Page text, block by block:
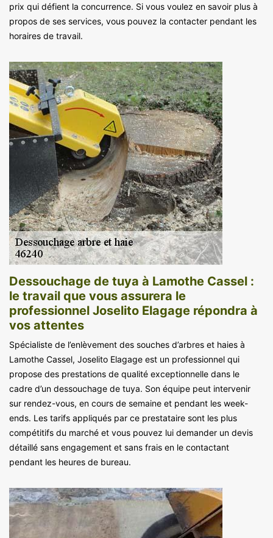
prix qui défient la concurrence. Si vous voulez en savoir plus à
propos de ses services, vous pouvez la contacter pendant les
horaires de travail.
Dessouchage de tuya à Lamothe Cassel :
le travail que vous assurera le
professionnel Joselito Elagage répondra à
vos attentes
Spécialiste de l’enlèvement des souches d’arbres et haies à
Lamothe Cassel, Joselito Elagage est un professionnel qui
propose des prestations de qualité exceptionnelle dans le
cadre d’un dessouchage de tuya. Son équipe peut intervenir
sur rendez-vous, en cours de semaine et pendant les week-
ends. Les tarifs appliqués par ce prestataire sont les plus
compétitifs du marché et vous pouvez lui demander un devis
détaillé sans engagement et sans frais en le contactant
pendant les heures de bureau.